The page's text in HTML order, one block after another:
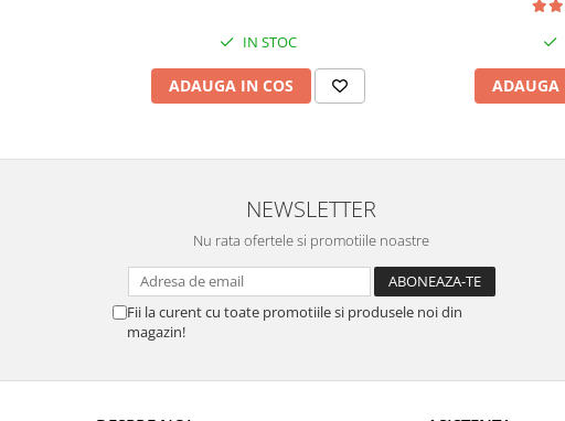
IN STOC
ADAUGA IN COS ADAUGA
NEWSLETTER
Nu rata ofertele si promotiile noastre
Fii la curent cu toate promotiile si produsele noi din
magazin!